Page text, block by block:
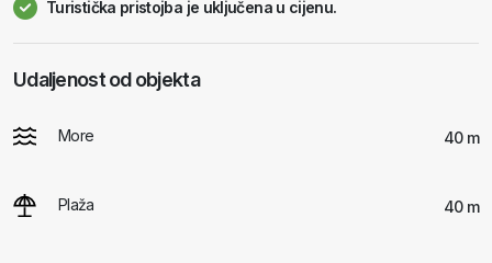
Turistička pristojba je uključena u cijenu.
Udaljenost od objekta
More 40 m
Plaža 40 m